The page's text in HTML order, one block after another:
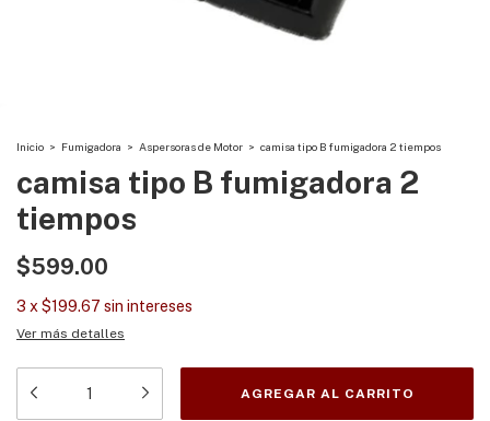
Inicio > Fumigadora > Aspersoras de Motor > camisa tipo B fumigadora 2 tiempos
camisa tipo B fumigadora 2
tiempos
$599.00
3 x$199.67 sin intereses
Ver más detalles